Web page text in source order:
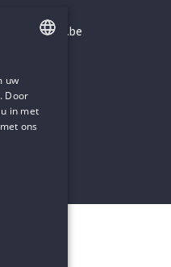
DUTCH
uw
Door
in met
ons